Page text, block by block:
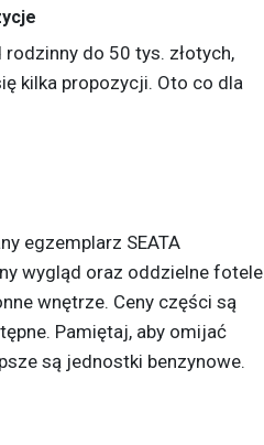
do 50 tys. złotych,
kilka propozycji. Oto co dla
egzemplarz SEATA
wygląd oraz oddzielne fotele
wnętrze. Ceny części są
Pamiętaj, aby omijać
są jednostki benzynowe.